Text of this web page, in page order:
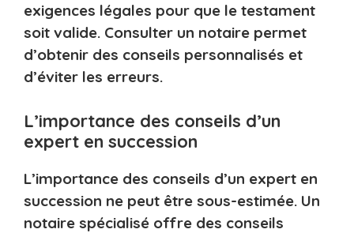
exigences légales pour que le testament
soit valide. Consulter un notaire permet
d’obtenir des conseils personnalisés et
d’éviter les erreurs.
L’importance des conseils d’un
expert en succession
L’importance des conseils d’un expert en
succession ne peut être sous-estimée. Un
notaire spécialisé offre des conseils